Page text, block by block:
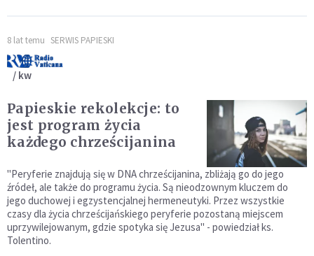
8 lat temu SERWIS PAPIESKI
/ kw
Papieskie rekolekcje: to
jest program życia
każdego chrześcijanina
"Peryferie znajdują się w DNA chrześcijanina, zbliżają go do jego
źródeł, ale także do programu życia. Są nieodzownym kluczem do
jego duchowej i egzystencjalnej hermeneutyki. Przez wszystkie
czasy dla życia chrześcijańskiego peryferie pozostaną miejscem
uprzywilejowanym, gdzie spotyka się Jezusa" - powiedział ks.
Tolentino.